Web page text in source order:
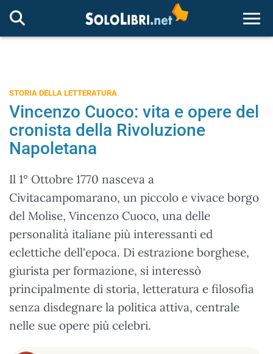
STORIA DELLA LETTERATURA
Vincenzo Cuoco: vita e opere del
cronista della Rivoluzione
Napoletana
Il 1° Ottobre 1770 nasceva a
Civitacampomarano, un piccolo e vivace borgo
del Molise, Vincenzo Cuoco, una delle
personalità italiane più interessanti ed
eclettiche dell'epoca. Di estrazione borghese,
giurista per formazione, si interessò
principalmente di storia, letteratura e filosofia
senza disdegnare la politica attiva, centrale
nelle sue opere più celebri.